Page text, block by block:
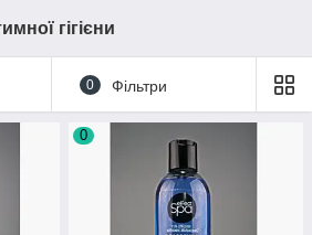
гігієни
0 Фільтри
0